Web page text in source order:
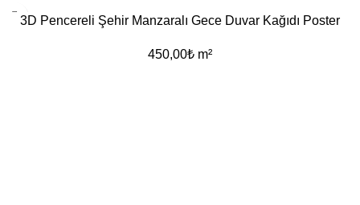
3D Pencereli Şehir Manzaralı Gece Duvar Kağıdı Poster
450,00₺ m²